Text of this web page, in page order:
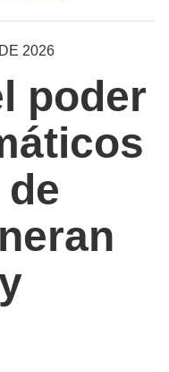
2026
poder